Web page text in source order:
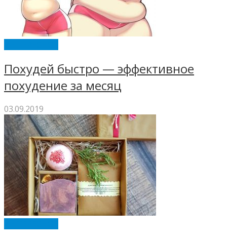
Похудей быстро — эффективное
похудение за месяц
03.09.2019